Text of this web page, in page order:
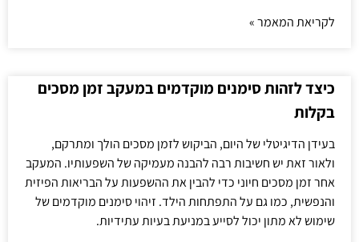
לקריאת המאמר »
כיצד לזהות סימנים מוקדמים במעקב זמן מסכים
בקלות
בעידן הדיגיטלי של היום, הביקוש לזמן מסכים הולך ומתרקם,
ולאור זאת יש חשיבות רבה להבנה מעמיקה של השפעותיו. המעקב
אחר זמן מסכים חיוני כדי להבין את ההשפעות על הבריאות הפיזית
והנפשית, כמו גם על התפתחות הילד. זיהוי סימנים מוקדמים של
שימוש לא מתון יכול לסייע במניעת בעיות עתידיות.